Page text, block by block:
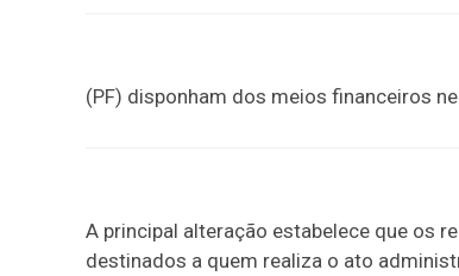
(PF) disponham dos meios financeiros
A principal alteração estabelece que os
destinados a quem realiza o ato